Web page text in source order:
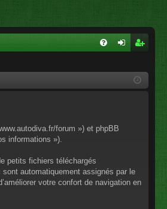
cri
forum ») et phpBB
informations »).
petits fichiers téléchargés
automatiquement assignés par le
votre confort de navigation en